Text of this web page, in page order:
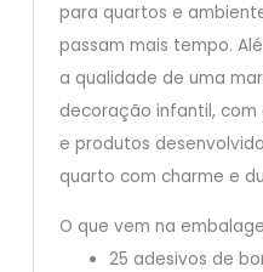
para quartos e
passam mais tempo.
a qualidade de uma
decoração infantil,
e produtos
quarto com charme e
O que vem na
25 adesivos de